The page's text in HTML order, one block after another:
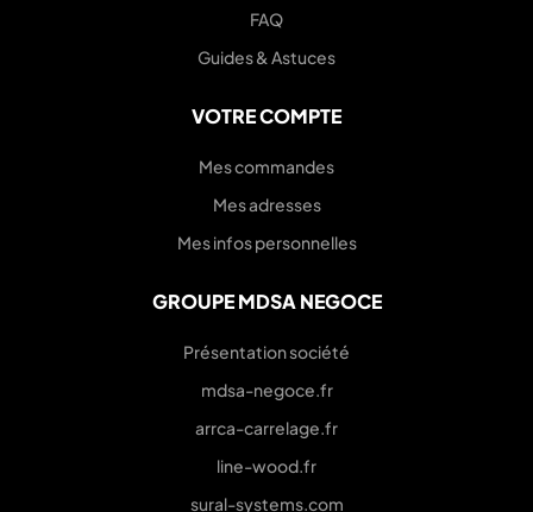
FAQ
Guides & Astuces
VOTRE COMPTE
Mes commandes
Mes adresses
Mes infos personnelles
GROUPE MDSA NEGOCE
Présentation société
mdsa-negoce.fr
arrca-carrelage.fr
line-wood.fr
sural-systems.com